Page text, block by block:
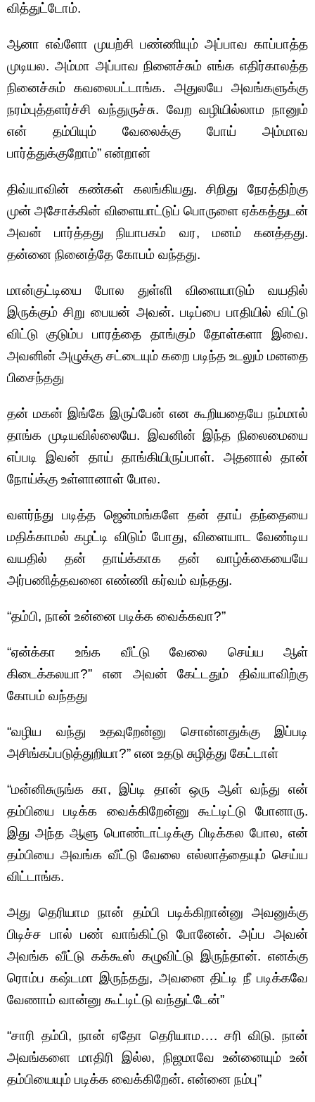
வித்துட்டோம்.
ஆனா எவ்ளோ முயற்சி பண்ணியும் அப்பாவ காப்பாத்த
முடியல. அம்மா அப்பாவ நினைச்சும் எங்க எதிர்காலத்த
நினைச்சும் கவலைபட்டாங்க. அதுலயே அவங்களுக்கு
நரம்புத்தளர்ச்சி வந்துருச்சு. வேற வழியில்லாம நானும்
என் தம்பியும் வேலைக்கு போய் அம்மாவ
பார்த்துக்குறோம்” என்றான்
திவ்யாவின் கண்கள் கலங்கியது. சிறிது நேரத்திற்கு
முன் அசோக்கின் விளையாட்டுப் பொருளை ஏக்கத்துடன்
அவன் பார்த்தது நியாபகம் வர, மனம் கனத்தது.
தன்னை நினைத்தே கோபம் வந்தது.
மான்குட்டியை போல துள்ளி விளையாடும் வயதில்
இருக்கும் சிறு பையன் அவன். படிப்பை பாதியில் விட்டு
விட்டு குடும்ப பாரத்தை தாங்கும் தோள்களா இவை.
அவனின் அழுக்கு சட்டையும் கறை படிந்த உடலும் மனதை
பிசைந்தது
தன் மகன் இங்கே இருப்பேன் என கூறியதையே நம்மால்
தாங்க முடியவில்லையே. இவனின் இந்த நிலைமையை
எப்படி இவன் தாய் தாங்கியிருப்பாள். அதனால் தான்
நோய்க்கு உள்ளானாள் போல.
வளர்ந்து படித்த ஜென்மங்களே தன் தாய் தந்தையை
மதிக்காமல் கழட்டி விடும் போது, விளையாட வேண்டிய
வயதில் தன் தாய்க்காக தன் வாழ்க்கையையே
அர்பணித்தவனை எண்ணி கர்வம் வந்தது.
“தம்பி, நான் உன்னை படிக்க வைக்கவா?”
“ஏன்க்கா உங்க வீட்டு வேலை செய்ய ஆள்
கிடைக்கலயா?” என அவன் கேட்டதும் திவ்யாவிற்கு
கோபம் வந்தது
“வழிய வந்து உதவுறேன்னு சொன்னதுக்கு இப்படி
அசிங்கப்படுத்துறியா?” என உதடு சுழித்து கேட்டாள்
“மன்னிசுருங்க கா, இப்டி தான் ஒரு ஆள் வந்து என்
தம்பியை படிக்க வைக்கிறேன்னு கூட்டிட்டு போனாரு.
இது அந்த ஆளு பொண்டாட்டிக்கு பிடிக்கல போல, என்
தம்பியை‌ அவங்க வீட்டு வேலை எல்லாத்தையும் செய்ய
விட்டாங்க.
அது தெரியாம நான் தம்பி படிக்கிறான்னு அவனுக்கு
பிடிச்ச பால் பண் வாங்கிட்டு போனேன். அப்ப அவன்
அவங்க வீட்டு கக்கூஸ் கழுவிட்டு இருந்தான். எனக்கு
ரொம்ப கஷ்டமா இருந்தது, அவனை திட்டி நீ படிக்கவே
வேணாம் வான்னு கூட்டிட்டு வந்துட்டேன்”
“சாரி தம்பி, நான் ஏதோ தெரியாம…. சரி விடு. நான்
அவங்களை மாதிரி இல்ல, நிஜமாவே உன்னையும் உன்
தம்பியையும் படிக்க வைக்கிறேன். என்னை நம்பு”